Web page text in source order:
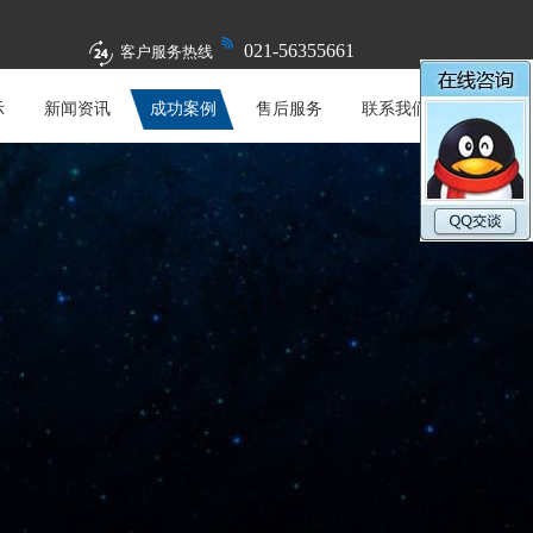
客户服务热线 021-56355661
新闻资讯 成功案例 售后服务 联系我们